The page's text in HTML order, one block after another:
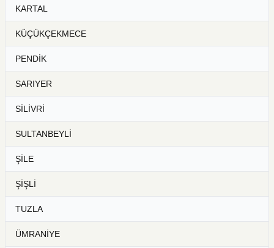
KARTAL
KÜÇÜKÇEKMECE
PENDİK
SARIYER
SİLİVRİ
SULTANBEYLİ
ŞİLE
ŞİŞLİ
TUZLA
ÜMRANİYE